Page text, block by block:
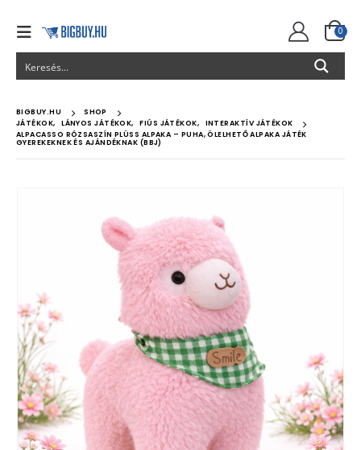
0
BIGBUY.HU
SHOP
JÁTÉKOK, LÁNYOS JÁTÉKOK, FIÚS JÁTÉKOK,
INTERAKTÍV JÁTÉKOK
ALPACASSO RÓZSASZÍN PLÜSS ALPAKA – PUHA, ÖLELHETŐ ALPAKA JÁTÉK
GYEREKEKNEK ÉS AJÁNDÉKNAK (BBJ)